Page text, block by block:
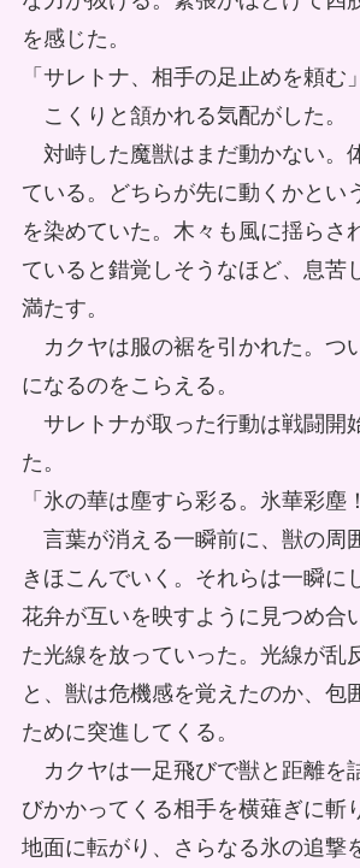
を感じた。
「サレトナ、相手の足止めを頼む」
こくりと頷かれる気配がした。
対峙した魔獣はまだ動かない。
ている。どちらが先に動くかとい
を染めていた。木々も風に揺らさ
ていると錯覚しそうなほど、息苦
満たす。
カクヤは服の裾を引かれた。つ
になるのをこらえる。
サレトナが取った行動は戦闘開
た。
「氷の華は塵すら彩る。氷華彩塵
言葉が消える一瞬前に、獣の周
きほこんでいく。それらは一瞬に
花弁が互いを映すように見つめ合
た光線を放っていった。光線が乱
と、獣は危機感を覚えたのか、包
ために突進してくる。
カクヤは一足飛びで獣と距離を
びかかってくる相手を横薙ぎに斬
地面に転がり、さらなる氷の追撃